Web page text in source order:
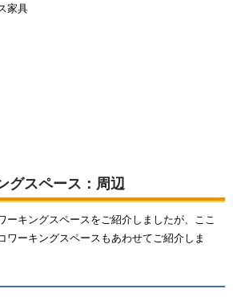
家具
グスペース：周辺
ーキングスペースをご紹介しましたが、ここ
ワーキングスペースもあわせてご紹介しま